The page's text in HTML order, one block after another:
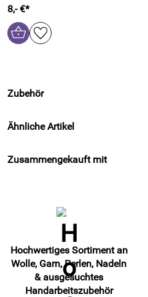
8,- €*
Zubehör
Ähnliche Artikel
Zusammengekauft mit
Hochwertiges Sortiment an
Wolle, Garn, Perlen, Nadeln
& ausgesuchtes
Handarbeitszubehör